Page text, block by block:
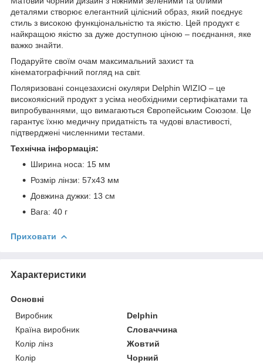
деталями створює елегантний цілісний образ, який поєднує
стиль з високою функціональністю та якістю. Цей продукт є
найкращою якістю за дуже доступною ціною – поєднання, яке
важко знайти.
Подаруйте своїм очам максимальний захист та
кінематографічний погляд на світ.
Поляризовані сонцезахисні окуляри Delphin WIZIO – це
високоякісний продукт з усіма необхідними сертифікатами та
випробуваннями, що вимагаються Європейським Союзом. Це
гарантує їхню медичну придатність та чудові властивості,
підтверджені численними тестами.
Технічна інформація:
Ширина носа: 15 мм
Розмір лінзи: 57x43 мм
Довжина дужки: 13 см
Вага: 40 г
Приховати
Характеристики
Основні
Виробник
Delphin
Країна виробник
Словаччина
Колір лінз
Жовтий
Колір
Чорний